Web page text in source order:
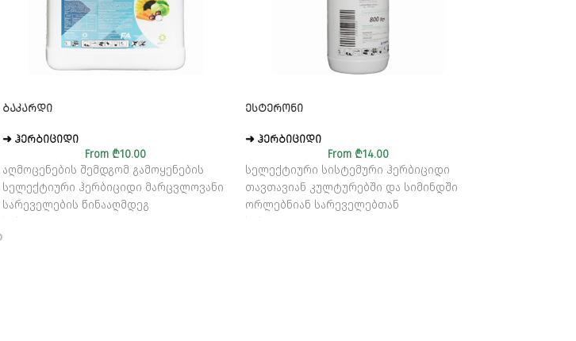
ᲑᲐᲙᲐᲠᲓᲘ
➜ ᲰᲔᲠᲑᲘᲪᲘᲓᲘ
From ₾10.00
აღმოცენების შემდგომ გამოყენების
სელექტიური ჰერბიციდი მარცვლოვანი
სარეველების წინააღმდეგ
ᲔᲡᲢᲔᲠᲝᲜᲘ
➜ ᲰᲔᲠᲑᲘᲪᲘᲓᲘ
From ₾14.00
სელექტიური სისტემური ჰერბიციდი
თავთავიან კულტურებში და სიმინდში
ორლებნიან სარეველებთან